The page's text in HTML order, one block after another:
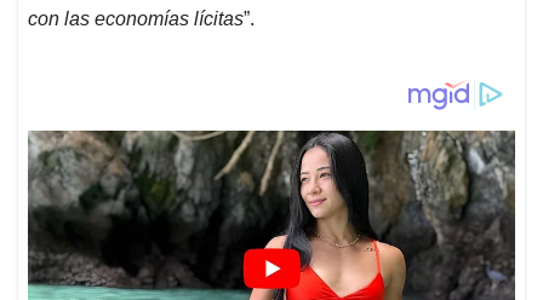
con las economías lícitas”.